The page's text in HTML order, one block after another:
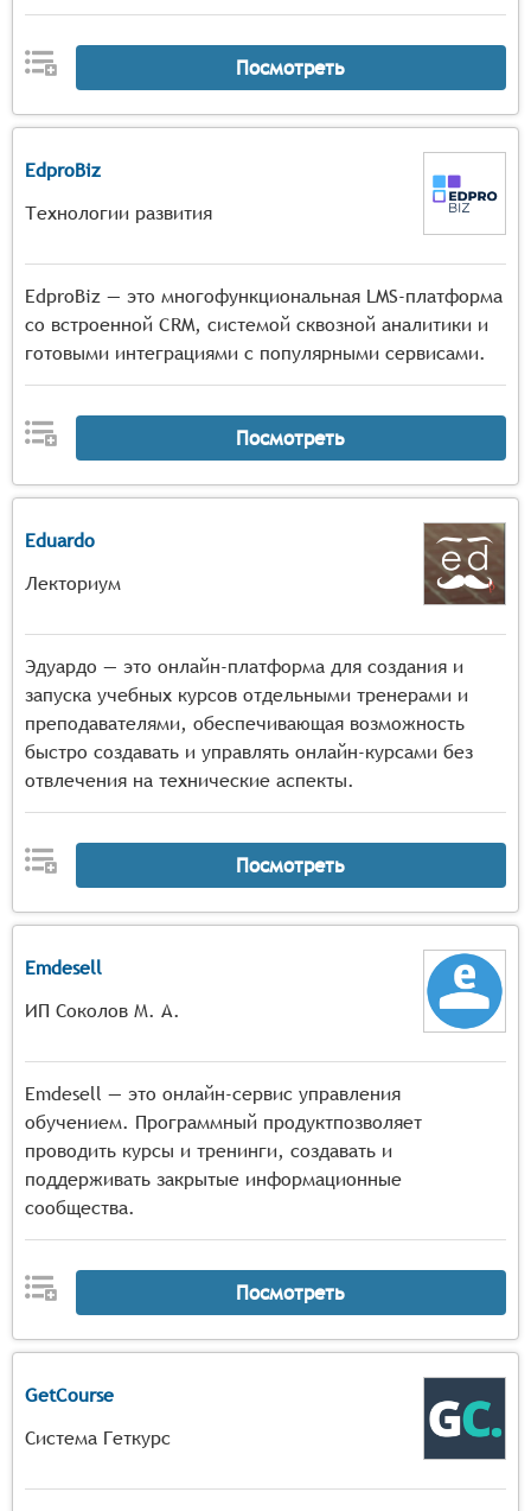
Посмотреть
EdproBiz
Технологии развития
EdproBiz — это многофункциональная LMS-платформа
со встроенной CRM, системой сквозной аналитики и
готовыми интеграциями с популярными сервисами.
Посмотреть
Eduardo
Лекториум
Эдуардо — это онлайн-платформа для создания и
запуска учебных курсов отдельными тренерами и
преподавателями, обеспечивающая возможность
быстро создавать и управлять онлайн-курсами без
отвлечения на технические аспекты.
Посмотреть
Emdesell
ИП Соколов М. А.
Emdesell — это онлайн-сервис управления
обучением. Программный продуктпозволяет
проводить курсы и тренинги, создавать и
поддерживать закрытые информационные
сообщества.
Посмотреть
GetCourse
Система Геткурс